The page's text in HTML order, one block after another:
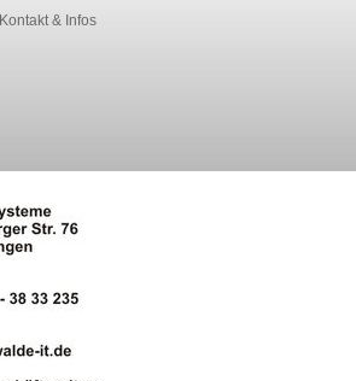
Kontakt & Infos